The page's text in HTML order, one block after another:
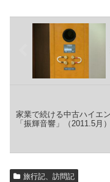
家業で続ける中古ハイエ
「振輝音響」（2011.5月）
旅行記、訪問記